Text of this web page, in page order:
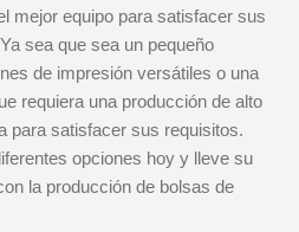
mejor equipo para satisfacer sus
sea que sea un pequeño
de impresión versátiles o una
requiera una producción de alto
para satisfacer sus requisitos.
opciones hoy y lleve su
la producción de bolsas de